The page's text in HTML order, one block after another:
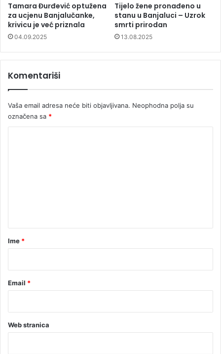
Tamara Đurđević optužena
za ucjenu Banjalučanke,
krivicu je već priznala
04.09.2025
Tijelo žene pronađeno u
stanu u Banjaluci – Uzrok
smrti prirodan
13.08.2025
Komentariši
Vaša email adresa neće biti objavljivana. Neophodna polja su
označena sa *
rIme *
Email *
Web stranica